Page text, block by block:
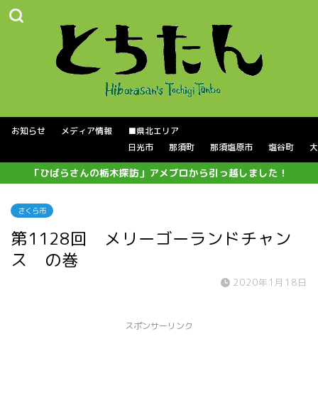
お知らせ メディア情報
■県北エリア
日光市
那須町 那須塩原市 塩谷町
「ひばらさんの栃木探訪」アメブロから引っ越しました！
さくら市
第1128回 メリーゴーランドチャン
ス の巻
2020年1月18日
スポンサーリンク